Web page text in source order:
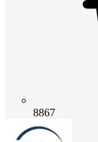
8867